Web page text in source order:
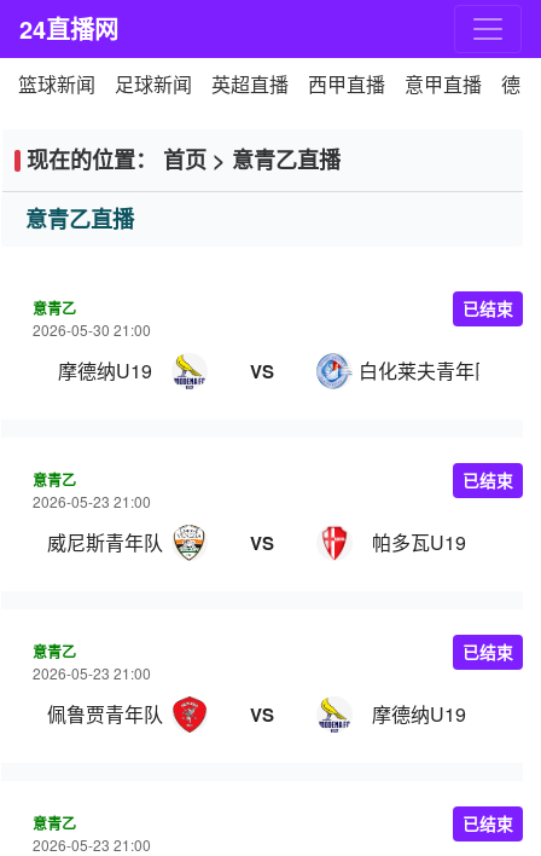
24直播网
篮球新闻 足球新闻 英超直播 西甲直播 意甲直播 德
现在的位置： 首页 > 意青乙直播
意青乙直播
意青乙
2026-05-30 21:00
摩德纳U19 VS 白化莱夫青年队
已结束
意青乙
2026-05-23 21:00
威尼斯青年队 VS 帕多瓦U19
已结束
意青乙
2026-05-23 21:00
佩鲁贾青年队 VS 摩德纳U19
已结束
意青乙
2026-05-23 21:00
已结束